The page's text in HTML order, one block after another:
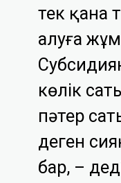
тек қана
алуға
көлік
пәтер
деген
бар, –